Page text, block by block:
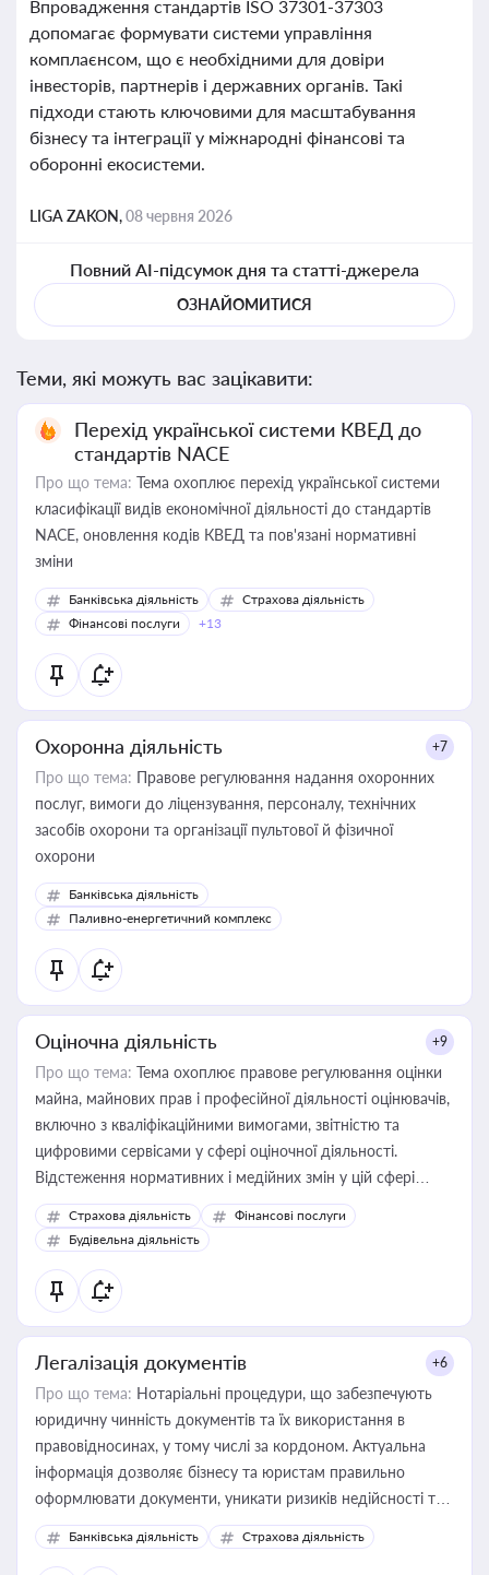
Впровадження стандартів ISO 37301-37303
допомагає формувати системи управління
комплаєнсом, що є необхідними для довіри
інвесторів, партнерів і державних органів. Такі
підходи стають ключовими для масштабування
бізнесу та інтеграції у міжнародні фінансові та
оборонні екосистеми.
LIGA ZAKON,08 червня 2026
Повний AI-підсумок дня та статті-джерела
ОЗНАЙОМИТИСЯ
Теми, які можуть вас зацікавити:
Перехід української системи КВЕД до
стандартів NACE
Про що тема: Тема охоплює перехід української системи
класифікації видів економічної діяльності до стандартів
NACE, оновлення кодів КВЕД та пов'язані нормативні
зміни
Банківська діяльність
Страхова діяльність
Фінансові послуги
+13
Охоронна діяльність +7
Про що тема: Правове регулювання надання охоронних
послуг, вимоги до ліцензування, персоналу, технічних
засобів охорони та організації пультової й фізичної
охорони
Банківська діяльність
Паливно-енергетичний комплекс
Оціночна діяльність +9
Про що тема: Тема охоплює правове регулювання оцінки
майна, майнових прав і професійної діяльності оцінювачів,
включно з кваліфікаційними вимогами, звітністю та
цифровими сервісами у сфері оціночної діяльності.
Відстеження нормативних і медійних змін у цій сфері
корисне для власника бізнесу, керівника, юриста або
бухгалтера під час оподаткування, приватизації, оренди
державного майна, корпоративних угод і перевірки
статусу суб'єктів оціночної діяльності
Страхова діяльність
Фінансові послуги
Будівельна діяльність
Легалізація документів +6
Про що тема: Нотаріальні процедури, що забезпечують
юридичну чинність документів та їх використання в
правовідносинах, у тому числі за кордоном. Актуальна
інформація дозволяє бізнесу та юристам правильно
оформлювати документи, уникати ризиків недійсності та
забезпечувати їх належне прийняття органами влади та
контрагентами
Банківська діяльність Страхова діяльність